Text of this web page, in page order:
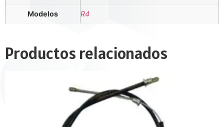
Modelos R4
Productos relacionados